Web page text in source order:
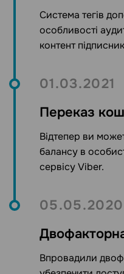
Система тегів
особливості
контент
01.03.2021
Переказ
Відтепер ви
балансу в
сервісу Viber.
05.05.2020
Впровадили